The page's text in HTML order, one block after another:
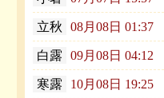
立秋 08月08日 01:37
白露 09月08日 04:12
寒露 10月08日 19:25